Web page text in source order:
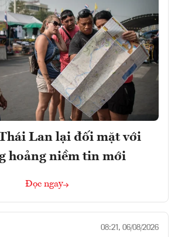
Lan lại đối mặt với
hoảng niềm tin mới
Đọc ngay
08:21, 06/08/2026